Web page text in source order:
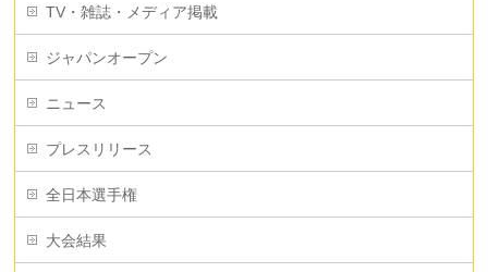
TV・雑誌・メディア掲載
ジャパンオープン
ニュース
プレスリリース
全日本選手権
大会結果